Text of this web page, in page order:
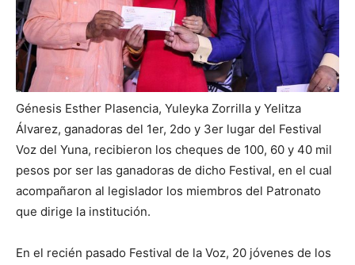
Génesis Esther Plasencia, Yuleyka Zorrilla y Yelitza
Álvarez, ganadoras del 1er, 2do y 3er lugar del Festival
Voz del Yuna, recibieron los cheques de 100, 60 y 40 mil
pesos por ser las ganadoras de dicho Festival, en el cual
acompañaron al legislador los miembros del Patronato
que dirige la institución.
En el recién pasado Festival de la Voz, 20 jóvenes de los